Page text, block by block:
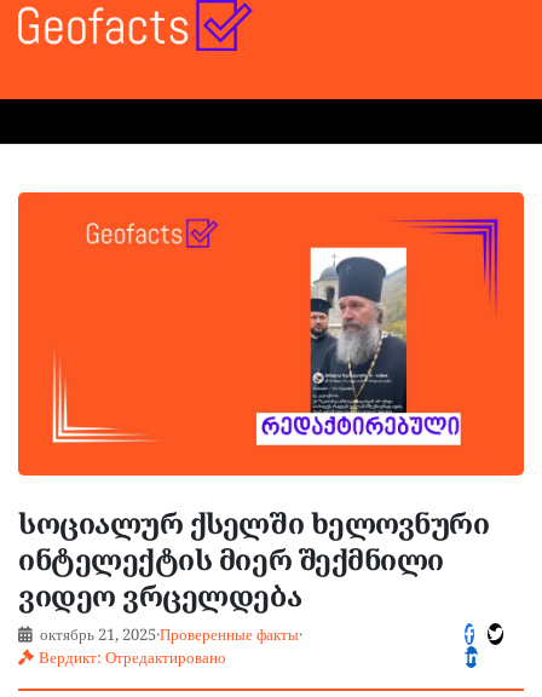
სოციალურ ქსელში ხელოვნური
ინტელექტის მიერ შექმნილი
ვიდეო ვრცელდება
октябрь 21, 2025·Проверенные факты·
Вердикт: Отредактировано